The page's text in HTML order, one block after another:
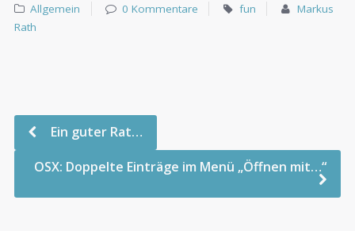
Allgemein 0 Kommentare fun
Markus
Rath
Ein guter Rat…
OSX: Doppelte Einträge im Menü „Öffnen mit…“